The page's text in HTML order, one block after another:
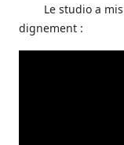
Le studio a
dignement :